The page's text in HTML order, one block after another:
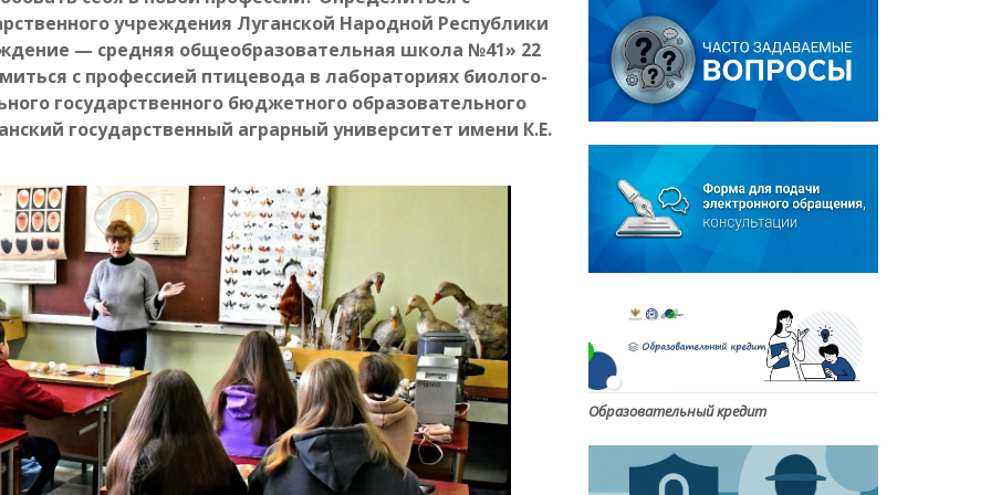
учреждения Луганской Народной Республики
— средняя общеобразовательная школа №41» 22
с профессией птицевода в лабораториях биолого-
государственного бюджетного образовательного
государственный аграрный университет имени К.Е.
Образовательный кредит